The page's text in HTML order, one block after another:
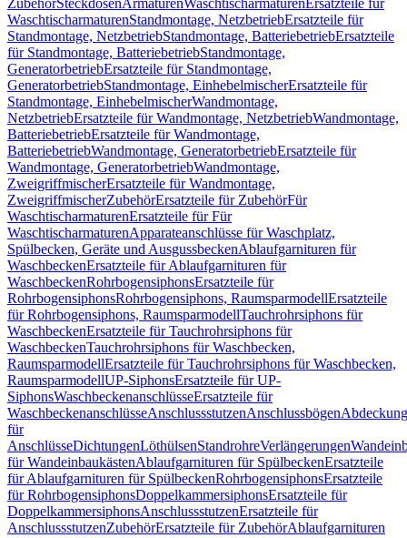
ZubehörSteckdosenArmaturenWaschtischarmaturen Ersatzteile für
WaschtischarmaturenStandmontage, NetzbetriebErsatzteile für
Standmontage, NetzbetriebStandmontage, BatteriebetriebErsatzteile
für Standmontage, BatteriebetriebStandmontage,
GeneratorbetriebErsatzteile für Standmontage,
GeneratorbetriebStandmontage, EinhebelmischerErsatzteile für
Standmontage, EinhebelmischerWandmontage,
NetzbetriebErsatzteile für Wandmontage, NetzbetriebWandmontage,
BatteriebetriebErsatzteile für Wandmontage,
BatteriebetriebWandmontage, GeneratorbetriebErsatzteile für
Wandmontage, GeneratorbetriebWandmontage,
ZweigriffmischerErsatzteile für Wandmontage,
ZweigriffmischerZubehörErsatzteile für ZubehörFür
WaschtischarmaturenErsatzteile für Für
WaschtischarmaturenApparateanschlüsse für Waschplatz,
Spülbecken, Geräte und AusgussbeckenAblaufgarnituren für
WaschbeckenErsatzteile für Ablaufgarnituren für
WaschbeckenRohrbogensiphonsErsatzteile für
RohrbogensiphonsRohrbogensiphons, RaumsparmodellErsatzteile
für Rohrbogensiphons, RaumsparmodellTauchrohrsiphons für
WaschbeckenErsatzteile für Tauchrohrsiphons für
WaschbeckenTauchrohrsiphons für Waschbecken,
RaumsparmodellErsatzteile für Tauchrohrsiphons für Waschbecken,
RaumsparmodellUP-SiphonsErsatzteile für UP-
SiphonsWaschbeckenanschlüsseErsatzteile für
WaschbeckenanschlüsseAnschlussstutzenAnschlussbögen
für
AnschlüsseDichtungenLöthülsenStandrohreVerlängerungen
für WandeinbaukästenAblaufgarnituren für SpülbeckenErsatzteile
für Ablaufgarnituren für SpülbeckenRohrbogensiphonsErsatzteile
für RohrbogensiphonsDoppelkammersiphonsErsatzteile für
DoppelkammersiphonsAnschlussstutzenErsatzteile für
AnschlussstutzenZubehörErsatzteile für ZubehörAblaufgarnituren